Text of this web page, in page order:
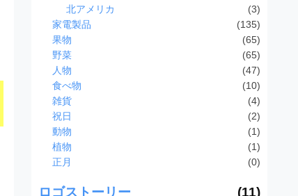
北アメリカ
(3)
家電製品
(135)
果物
(65)
野菜
(65)
人物
(47)
食べ物
(10)
雑貨
(4)
祝日
(2)
動物
(1)
植物
(1)
正月
(0)
ロゴストーリー (11)